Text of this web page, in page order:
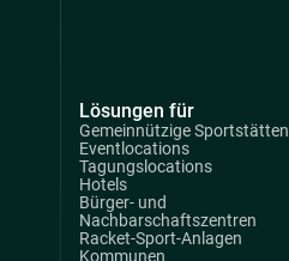
Lösungen für
Gemeinnützige Sportstätten
Eventlocations
Tagungslocations
Hotels
Bürger- und
Nachbarschaftszentren
Racket-Sport-Anlagen
Kommunen